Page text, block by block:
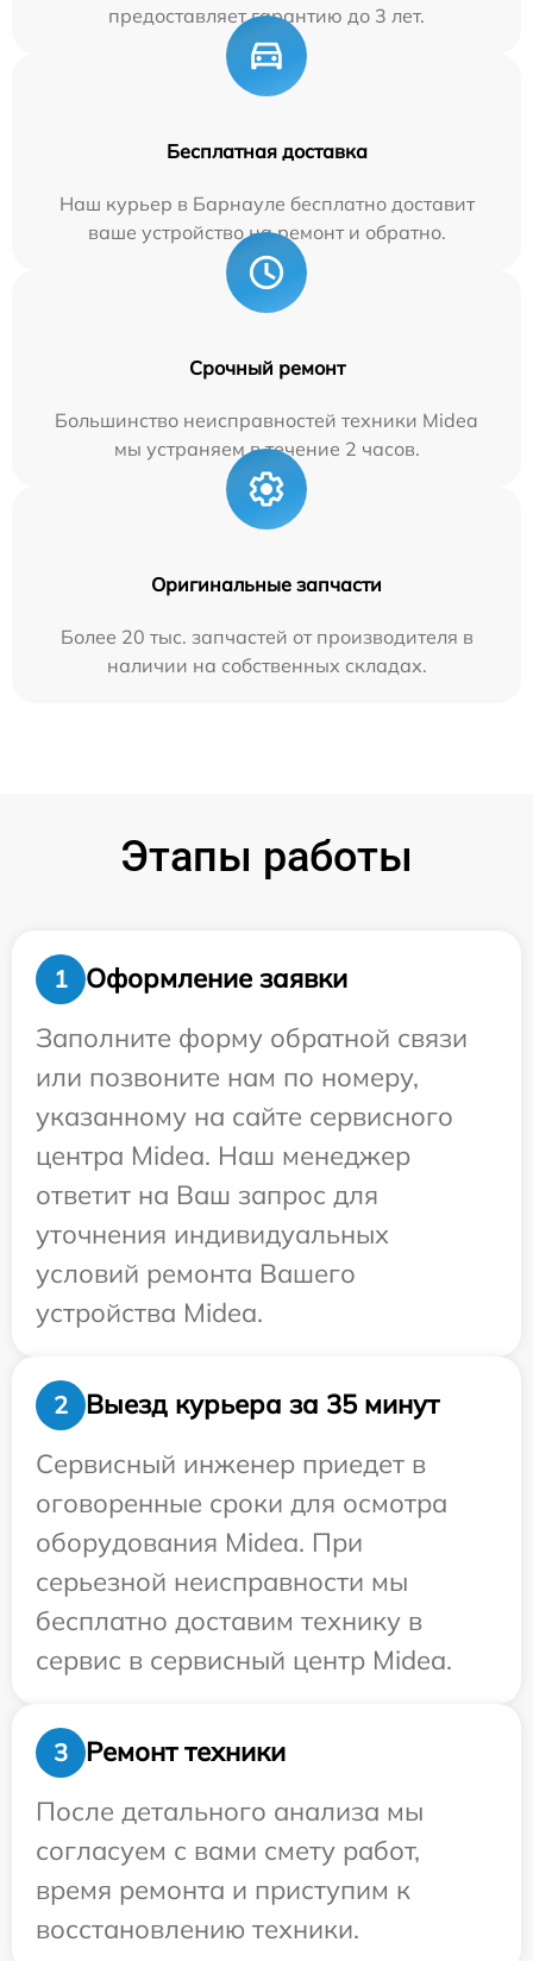
предоставляет гарантию до 3 лет.
Бесплатная доставка
Наш курьер в Барнауле бесплатно доставит
ваше устройство на ремонт и обратно.
Срочный ремонт
Большинство неисправностей техники Midea
мы устраняем в течение 2 часов.
Оригинальные запчасти
Более 20 тыс. запчастей от производителя в
наличии на собственных складах.
Этапы работы
1
Оформление заявки
Заполните форму обратной связи
или позвоните нам по номеру,
указанному на сайте сервисного
центра Midea. Наш менеджер
ответит на Ваш запрос для
уточнения индивидуальных
условий ремонта Вашего
устройства Midea.
2
Выезд курьера за 35 минут
Сервисный инженер приедет в
оговоренные сроки для осмотра
оборудования Midea. При
серьезной неисправности мы
бесплатно доставим технику в
сервис в сервисный центр Midea.
3
Ремонт техники
После детального анализа мы
согласуем с вами смету работ,
время ремонта и приступим к
восстановлению техники.